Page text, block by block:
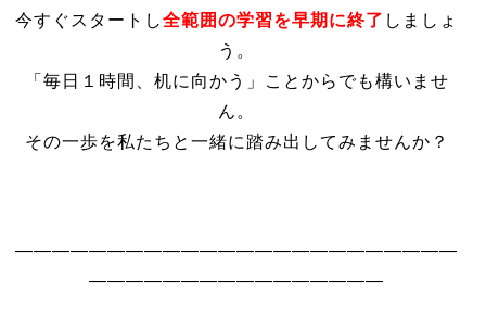
今すぐスタートし全範囲の学習を早期に終了 しましょ
う。
「毎日１時間、机に向かう」ことからでも構いませ
ん。
その一歩を私たちと一緒に踏み出してみませんか？
————————————————————————
————————————————